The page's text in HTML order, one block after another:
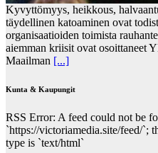
Kyvyttömyys, heikkous,
täydellinen katoaminen ovat
organisaatioiden toimista
aiemman kriisit ovat osoittaneet
Maailman [...]
Kunta & Kaupungit
RSS Error: A feed could not be
`https://victoriamedia.site/feed/`;
type is `text/html`